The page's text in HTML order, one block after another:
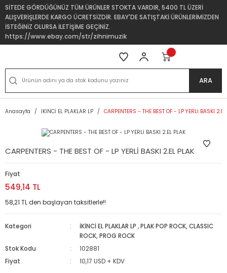
SİTEDE GÖRDÜĞÜNÜZ TÜM ÜRÜNLER STOKTA VARDIR, 5400 TL ÜZERİ
ALIŞVERİŞLERDE KARGO ÜCRETSİZDİR. EBAY'DE SATIŞTAKİ ÜRÜNLERİMİZDEN
İSTEĞİNİZ OLURSA İLETİŞİME GEÇİNİZ.
https://www.ebay.com/str/zihnimuzik
ARA
Anasayfa İKİNCİ EL PLAKLAR LP CARPENTERS - THE BEST OF - LP YERLİ BASKI
CARPENTERS - THE BEST OF - LP YERLİ BASKI 2.EL PLAK
Fiyat
549,14 TL
58,21 TL den başlayan taksitlerle!!
Kategori İKİNCİ EL PLAKLAR LP ,PLAK POP ROCK, CLASSIC
ROCK, PROG ROCK
Stok Kodu
102881
Fiyat
10,17 USD + KDV